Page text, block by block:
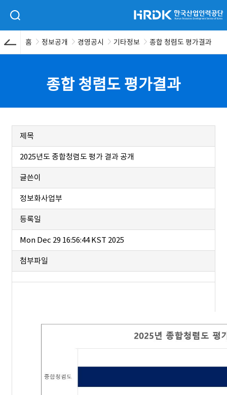
검색 입력폼 열기 HRDK 한국산업인력공단
홈 정보공개 경영공시 기타정보 종합 청렴도 평가결과
종합 청렴도 평가결과
제목
2025년도 종합청렴도 평가 결과 공개
글쓴이
정보화사업부
등록일
Mon Dec 29 16:56:44 KST 2025
첨부파일